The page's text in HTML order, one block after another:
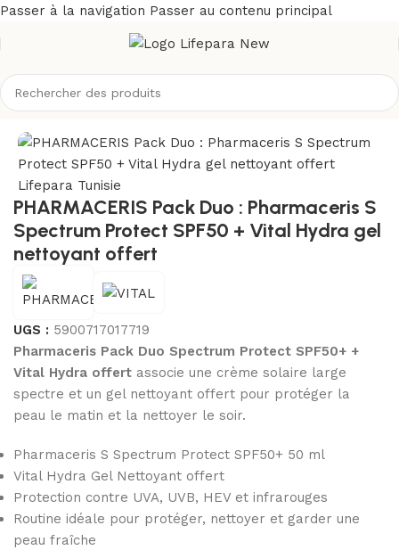
Passer à la navigation Passer au contenu principal
Solaires/Crèmes solaires/Protection supérieure à spf 50+
PHARMACERIS Pack Duo : Pharmaceris S
Spectrum Protect SPF50 + Vital Hydra gel
nettoyant offert
UGS : 5900717017719
Pharmaceris Pack Duo Spectrum Protect SPF50+ +
Vital Hydra offert associe une crème solaire large
spectre et un gel nettoyant offert pour protéger la
peau le matin et la nettoyer le soir.
Pharmaceris S Spectrum Protect SPF50+ 50 ml
Vital Hydra Gel Nettoyant offert
Protection contre UVA, UVB, HEV et infrarouges
Routine idéale pour protéger, nettoyer et garder une
peau fraîche